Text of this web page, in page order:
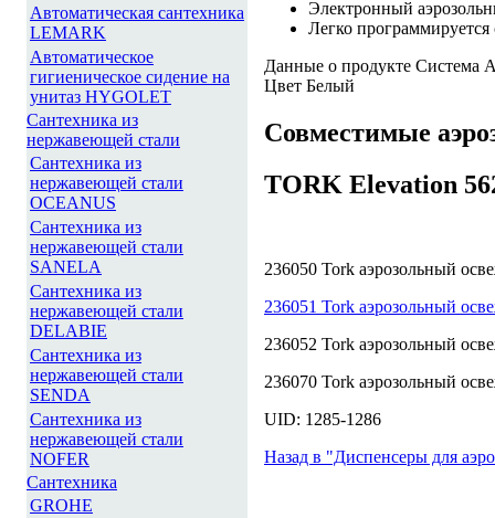
Автоматическая сантехника
LEMARK
Автоматическое
гигиеническое сидение на
унитаз HYGOLET
Сантехника из
нержавеющей стали
Сантехника из
нержавеющей стали
OCEANUS
Сантехника из
нержавеющей стали
SANELA
Сантехника из
нержавеющей стали
DELABIE
Сантехника из
нержавеющей стали
SENDA
Сантехника из
нержавеющей стали
NOFER
Сантехника
GROHE
Электронный
Легко
Данные о продукте Система
Цвет Белый
Совместимые
TORK Elevation
236050 Tork аэрозольный
236051 Tork аэрозольный
236052 Tork аэрозольный
236070 Tork аэрозольный
UID: 1285-1286
Назад в "Диспенсеры для